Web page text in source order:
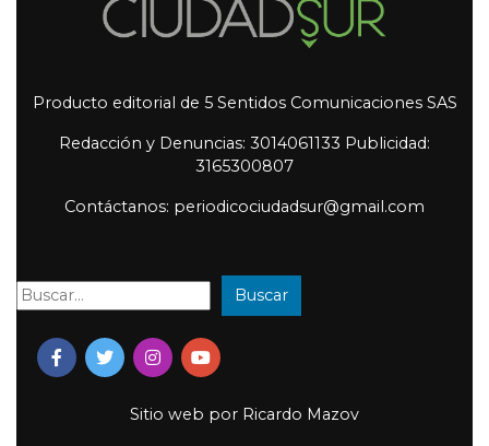
Producto editorial de 5 Sentidos Comunicaciones SAS
Redacción y Denuncias: 3014061133 Publicidad:
3165300807
Contáctanos: periodicociudadsur@gmail.com
Buscar: Buscar
Sitio web por Ricardo Mazov